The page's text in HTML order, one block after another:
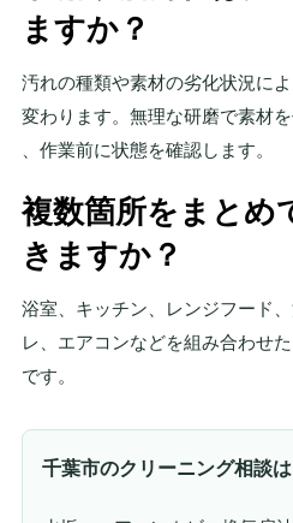
ますか？
汚れの種類や素材の劣化状況に
変わります。無理な研磨で素材
、作業前に状態を確認します。
複数箇所をまとめ
きますか？
浴室、キッチン、レンジフード
レ、エアコンなどを組み合わせ
です。
千葉市のクリーニング相談